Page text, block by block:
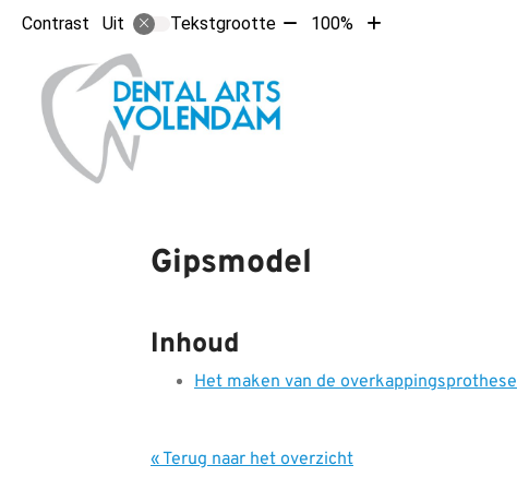
Contrast Uit Tekstgrootte Tekst100%
Tekst
Gipsmodel
Inhoud
Het maken van de overkappingsprothese
« Terug naar het overzicht